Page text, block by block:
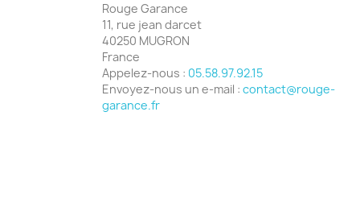
Rouge Garance
11, rue jean darcet
40250 MUGRON
France
Appelez-nous : 05.58.97.92.15
Envoyez-nous un e-mail : contact@rouge-
garance.fr